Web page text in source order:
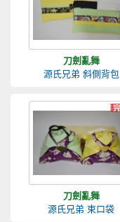
刀劍亂舞
源氏兄弟 斜側背包
刀劍亂舞
源氏兄弟 束口袋